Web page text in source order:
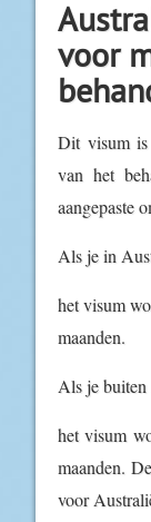
voor
Dit visum is
van het
aangepaste
Als je in
het visum
maanden.
Als je
het visum
maanden.
voor